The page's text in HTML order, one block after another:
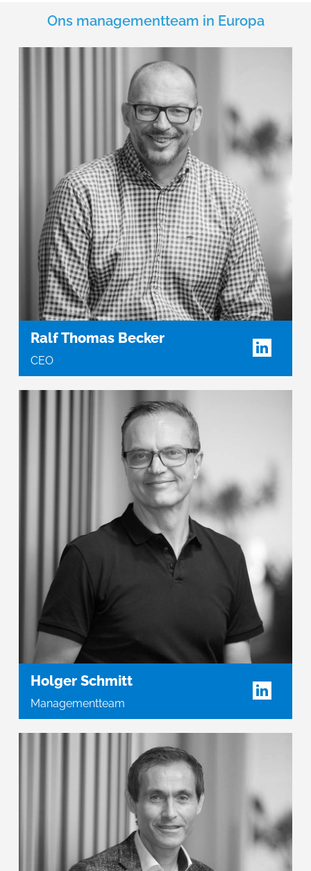
Ons managementteam in Europa
Ralf Thomas Becker
CEO
Holger Schmitt
Managementteam